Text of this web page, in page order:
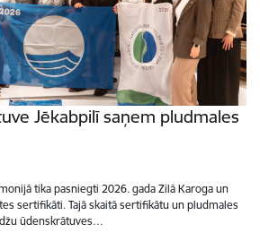
Jēkabpilī saņem pludmales
tika pasniegti 2026. gada Zilā Karoga un
sertifikāti. Tajā skaitā sertifikātu un pludmales
ūdenskrātuves…